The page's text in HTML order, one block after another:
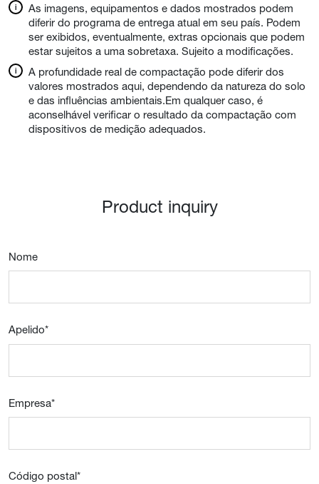
As imagens, equipamentos e dados mostrados podem
diferir do programa de entrega atual em seu país. Podem
ser exibidos, eventualmente, extras opcionais que podem
estar sujeitos a uma sobretaxa. Sujeito a modificações.
A profundidade real de compactação pode diferir dos
valores mostrados aqui, dependendo da natureza do solo
e das influências ambientais.Em qualquer caso, é
aconselhável verificar o resultado da compactação com
dispositivos de medição adequados.
Product inquiry
Nome
Apelido*
Empresa*
Código postal*